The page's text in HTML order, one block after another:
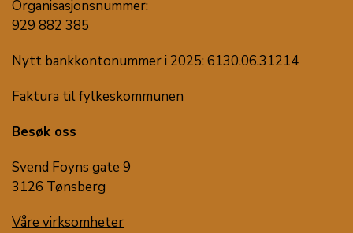
Organisasjonsnummer:
929 882 385
Nytt bankkontonummer i 2025: 6130.06.31214
Faktura til fylkeskommunen
Besøk oss
Svend Foyns gate 9
3126 Tønsberg
Våre virksomheter